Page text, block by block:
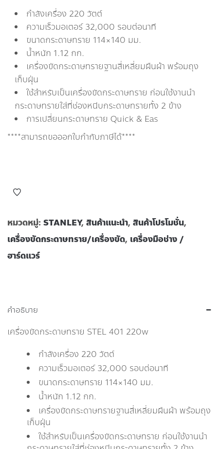
กำลังเครื่อง 220 วัตต์
ความเร็วมอเตอร์ 32,000 รอบต่อนาที
ขนาดกระดาษทราย 114×140 มม.
น้ำหนัก 1.12 กก.
เครื่องขัดกระดาษทรายฐานสี่เหลี่ยมผืนผ้า พร้อมถุง
เก็บฝุ่น
ใช้สำหรับเป็นเครื่องขัดกระดาษทราย ก่อนใช้งานนำ
กระดาษทรายใส่ที่ช่องหนีบกระดาษทรายทั้ง 2 ข้าง
การเปลี่ยนกระดาษทราย Quick & Eas
****สามารถขอออกใบกำกับภาษีได้****
หมวดหมู่: STANLEY, สินค้าแนะนำ, สินค้าโปรโมชั่น,
เครื่องขัดกระดาษทราย/เครื่องขัด, เครื่องมือช่าง /
ฮาร์ดแวร์
คำอธิบาย
เครื่องขัดกระดาษทราย STEL 401 220w
กำลังเครื่อง 220 วัตต์
ความเร็วมอเตอร์ 32,000 รอบต่อนาที
ขนาดกระดาษทราย 114×140 มม.
น้ำหนัก 1.12 กก.
เครื่องขัดกระดาษทรายฐานสี่เหลี่ยมผืนผ้า พร้อมถุง
เก็บฝุ่น
ใช้สำหรับเป็นเครื่องขัดกระดาษทราย ก่อนใช้งานนำ